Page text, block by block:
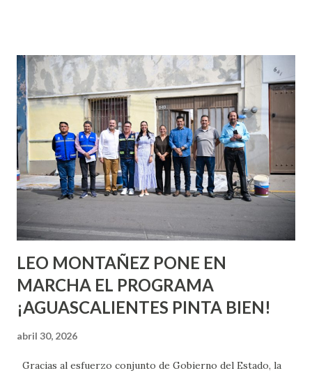
conoces ni la mitad de lo que deberías saber. Pero incluso
quienes ya han tenido relaciones sexuales no son expertos
o expertas en el tema. Siempre hay algo nuevo que
aprender y nuevas experiencias que conocer. Si eres una
chica y aún no has tenido relaciones sexuales, tal vez
pienses que el sexo será increíble y no puedas esperar para
experimentarlo, pero como cualquier persona con
experiencia te dirá, siempre es mejor cuando ambas partes
son suficientemen...
LEO MONTAÑEZ PONE EN
MARCHA EL PROGRAMA
¡AGUASCALIENTES PINTA BIEN!
abril 30, 2026
Gracias al esfuerzo conjunto de Gobierno del Estado, la